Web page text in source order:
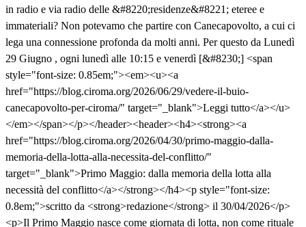
in radio e via radio delle &#8220;residenze&#8221; eteree e
immateriali? Non potevamo che partire con Canecapovolto, a cui ci
lega una connessione profonda da molti anni. Per questo da Lunedì
29 Giugno , ogni lunedì alle 10:15 e venerdì [&#8230;] <span
style="font-size: 0.85em;"><em><u><a
href="https://blog.ciroma.org/2026/06/29/vedere-il-buio-
canecapovolto-per-ciroma/" target="_blank">Leggi tutto</a></u>
</em></span></p></header><header><h4><strong><a
href="https://blog.ciroma.org/2026/04/30/primo-maggio-dalla-
memoria-della-lotta-alla-necessita-del-conflitto/"
target="_blank">Primo Maggio: dalla memoria della lotta alla
necessità del conflitto</a></strong></h4><p style="font-size:
0.8em;">scritto da <strong>redazione</strong> il 30/04/2026</p>
<p>Il Primo Maggio nasce come giornata di lotta, non come rituale